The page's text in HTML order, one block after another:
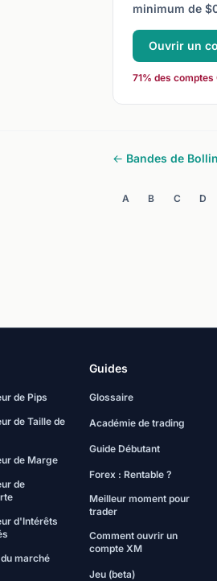
minimum de
Ouvrir un
71% des
← Bandes de
A B C D
de Pips
de Taille de
de Marge
de
d'Intérêts
marché
Guides
Glossaire
Académie de trading
Guide Débutant
Forex : Rentable ?
Meilleur moment pour
trader
Comment ouvrir un
compte XM
Jeu (beta)